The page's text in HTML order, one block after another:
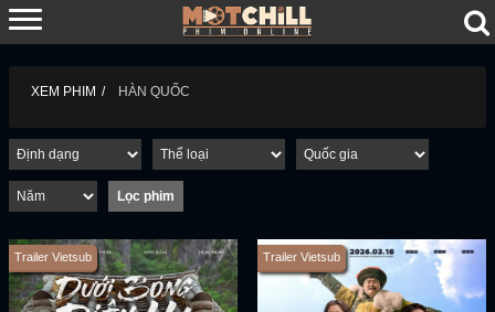
XEM PHIM HÀN QUỐC
Trailer Vietsub Trailer Vietsub